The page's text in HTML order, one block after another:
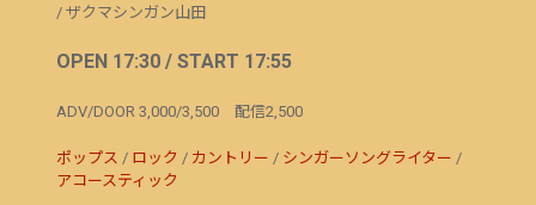
/ ザクマシンガン山田
OPEN 17:30 / START 17:55
ADV/DOOR 3,000/3,500 配信2,500
ポップス / ロック / カントリー / シンガーソングライター /
アコースティック